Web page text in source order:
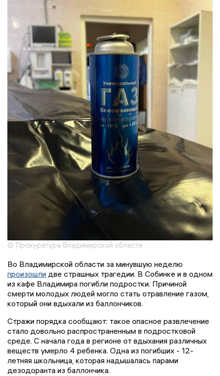
© Прокуратура Владимирской области
Во Владимирской области за минувшую неделю
произошли две страшных трагедии. В Собинке и в одном
из кафе Владимира погибли подростки. Причиной
смерти молодых людей могло стать отравление газом,
который они вдыхали из баллончиков.
Стражи порядка сообщают: такое опасное развлечение
стало довольно распространенным в подростковой
среде. С начала года в регионе от вдыхания различных
веществ умерло 4 ребенка. Одна из погибших - 12-
летняя школьница, которая надышалась парами
дезодоранта из баллончика.